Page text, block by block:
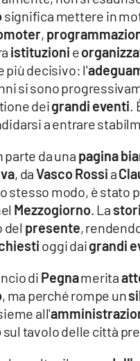
significa mettere in
,
istituzioni e
più decisivo: l'
si sono
deigrandi eventi.
a entrare
parte da una pagina
, daVasco Rossi a
stesso modo, è stato
Mezzogiorno. La
del presente,
oggi daigrandi
di Pegnamerita
, ma perché rompe un
all'
sul tavolo delle città